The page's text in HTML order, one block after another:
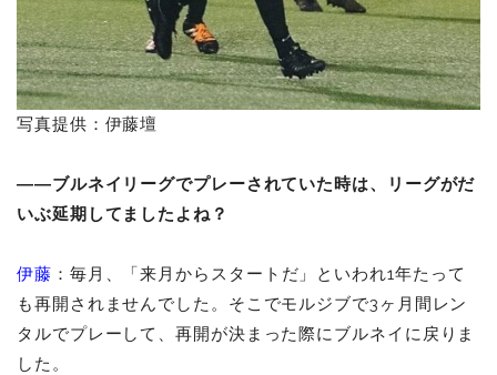
写真提供：伊藤壇
――ブルネイリーグでプレーされていた時は、リーグがだ
いぶ延期してましたよね？
伊藤 ：毎月、「来月からスタートだ」といわれ1年たって
も再開されませんでした。そこでモルジブで3ヶ月間レン
タルでプレーして、再開が決まった際にブルネイに戻りま
した。